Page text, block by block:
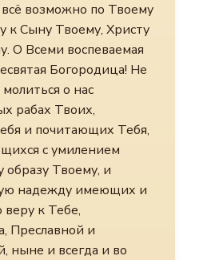
возможно по Твоему
к Сыну Твоему, Христу
О Всеми воспеваемая
Богородица! Не
о нас
рабах Твоих,
и почитающих Тебя,
с умилением
образу Твоему, и
надежду имеющих и
к Тебе,
Преславной и
ныне и всегда и во